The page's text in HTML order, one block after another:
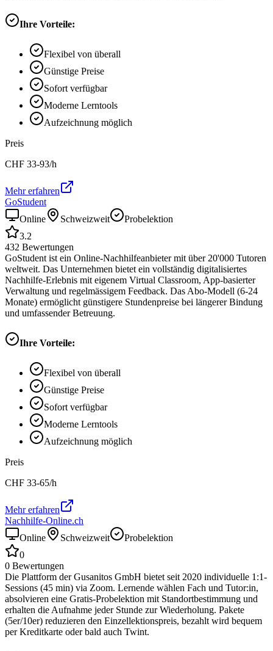
Ihre Vorteile:
Flexibel von überall
Günstige Preise
Sofort verfügbar
Moderne Lerntools
Aufzeichnung möglich
Preis
CHF 33-93/h
Mehr erfahren
GoStudent
Online
Schweizweit
Probelektion
3.2
432 Bewertungen
GoStudent ist ein Online-Nachhilfeanbieter mit über 20'000 Tutoren
weltweit. Das Unternehmen bietet ein vollständig digitalisiertes
Nachhilfe-Erlebnis mit eigenem Virtual Classroom, App-basierter
Verwaltung und regelmässigem Feedback. Das Abo-Modell (6-24
Monate) ermöglicht günstigere Stundenpreise bei längerer Bindung
und umfassender Betreuung.
Ihre Vorteile:
Flexibel von überall
Günstige Preise
Sofort verfügbar
Moderne Lerntools
Aufzeichnung möglich
Preis
CHF 33-65/h
Mehr erfahren
Nachhilfe-Online.ch
Online
Schweizweit
Probelektion
0
0 Bewertungen
Die Plattform der Gusanitos GmbH bietet seit 2020 individuelle 1:1-
Sessions (45 min) via Zoom. Lernende wählen Fach und Tutor:in,
absolvieren eine Gratis-Probelektion mit Standortbestimmung und
erhalten die Aufnahme jeder Stunde zur Wiederholung. Pakete
(5er/10er) reduzieren den Einzellektionspreis, bezahlt wird bequem
per Kreditkarte oder bald auch Twint.